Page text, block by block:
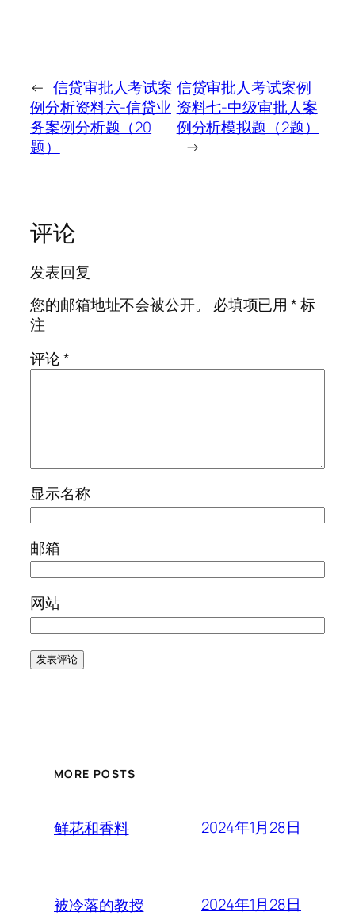
← 信贷审批人考试案
例分析资料六-信贷业
务案例分析题（20
题）
信贷审批人考试案例
资料七-中级审批人案
例分析模拟题（2题）
→
评论
发表回复
您的邮箱地址不会被公开。
必填项已用*标
注
评论*
显示名称
邮箱
网站
MORE POSTS
鲜花和香料 2024年1月28日
被冷落的教授 2024年1月28日